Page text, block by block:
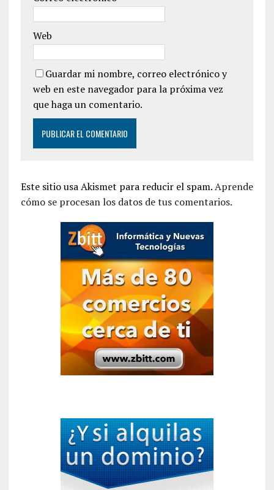
Web
Guardar mi nombre, correo electrónico y
web en este navegador para la próxima vez
que haga un comentario.
Este sitio usa Akismet para reducir el spam.Aprende
cómo se procesan los datos de tus comentarios.